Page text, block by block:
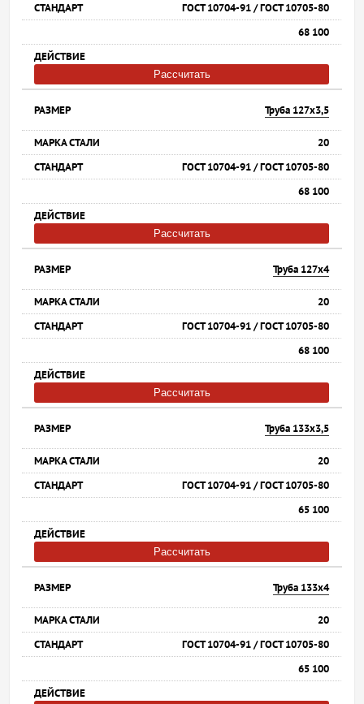
ГОСТ 10704-91 / ГОСТ 10705-80
68 100
Рассчитать
Труба 127х3,5
20
ГОСТ 10704-91 / ГОСТ 10705-80
68 100
Рассчитать
Труба 127х4
20
ГОСТ 10704-91 / ГОСТ 10705-80
68 100
Рассчитать
Труба 133х3,5
20
ГОСТ 10704-91 / ГОСТ 10705-80
65 100
Рассчитать
Труба 133х4
20
ГОСТ 10704-91 / ГОСТ 10705-80
65 100